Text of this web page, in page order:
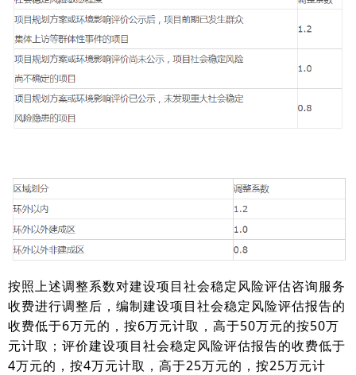
按照上述调整系数对建设项目社会稳定风险评估咨询服务
收费进行调整后，编制建设项目社会稳定风险评估报告的
收费低于6万元的，按6万元计取，高于50万元的按50万
元计取；评价建设项目社会稳定风险评估报告的收费低于
4万元的，按4万元计取，高于25万元的，按25万元计